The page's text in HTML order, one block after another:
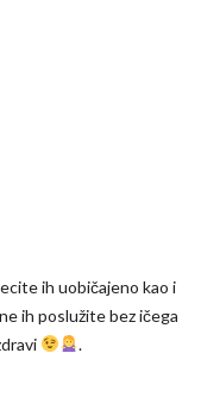
ih uobičajeno kao i
ih poslužite bez ičega
.